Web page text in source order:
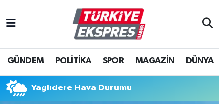
GÜNDEM POLİTİKA SPOR MAGAZİN DÜNYA
Yağlıdere Hava Durumu
İstanbul Nöbetçi Eczaneler
İstanbul Hava Durumu
İstanbul Namaz Vakitleri